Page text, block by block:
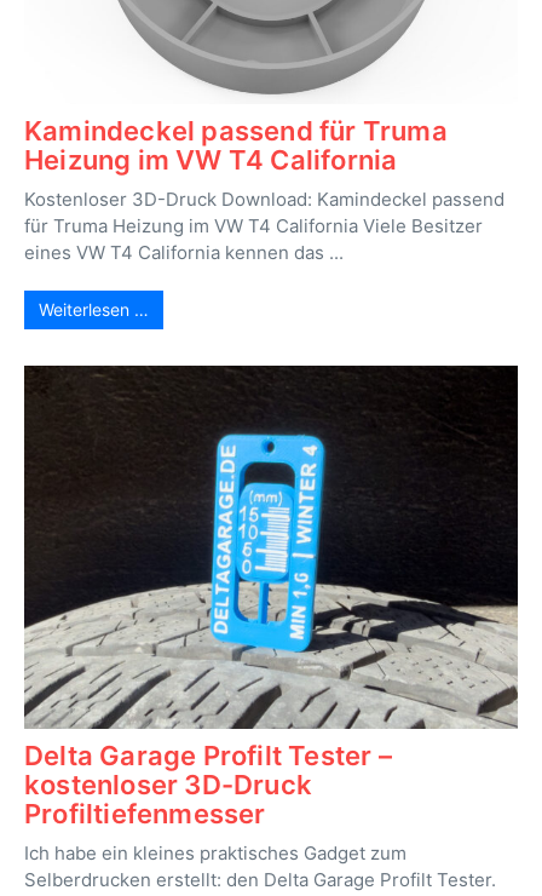
Kamindeckel passend für Truma
Heizung im VW T4 California
Kostenloser 3D-Druck Download: Kamindeckel passend
für Truma Heizung im VW T4 California Viele Besitzer
eines VW T4 California kennen das ...
Weiterlesen …
Delta Garage Profilt Tester –
kostenloser 3D-Druck
Profiltiefenmesser
Ich habe ein kleines praktisches Gadget zum
Selberdrucken erstellt: den Delta Garage Profilt Tester.